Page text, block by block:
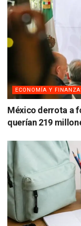
ECONOMÍA Y
México derrota a
querían 219